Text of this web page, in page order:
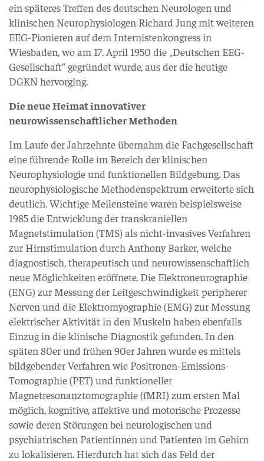
ein späteres Treffen des deutschen Neurologen und
klinischen Neurophysiologen Richard Jung mit weiteren
EEG-Pionieren auf dem Internistenkongress in
Wiesbaden, wo am 17. April 1950 die „Deutschen EEG-
Gesellschaft“ gegründet wurde, aus der die heutige
DGKN hervorging.
Die neue Heimat innovativer
neurowissenschaftlicher Methoden
Im Laufe der Jahrzehnte übernahm die Fachgesellschaft
eine führende Rolle im Bereich der klinischen
Neurophysiologie und funktionellen Bildgebung. Das
neurophysiologische Methodenspektrum erweiterte sich
deutlich. Wichtige Meilensteine waren beispielsweise
1985 die Entwicklung der transkraniellen
Magnetstimulation (TMS) als nicht-invasives Verfahren
zur Hirnstimulation durch Anthony Barker, welche
diagnostisch, therapeutisch und neurowissenschaftlich
neue Möglichkeiten eröffnete. Die Elektroneurographie
(ENG) zur Messung der Leitgeschwindigkeit peripherer
Nerven und die Elektromyographie (EMG) zur Messung
elektrischer Aktivität in den Muskeln haben ebenfalls
Einzug in die klinische Diagnostik gefunden. In den
späten 80er und frühen 90er Jahren wurde es mittels
bildgebender Verfahren wie Positronen-Emissions-
Tomographie (PET) und funktioneller
Magnetresonanztomographie (fMRI) zum ersten Mal
möglich, kognitive, affektive und motorische Prozesse
sowie deren Störungen bei neurologischen und
psychiatrischen Patientinnen und Patienten im Gehirn
zu lokalisieren. Hierdurch hat sich das Feld der